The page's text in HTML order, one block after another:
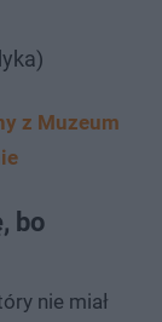
z Muzeum
bo
nie miał